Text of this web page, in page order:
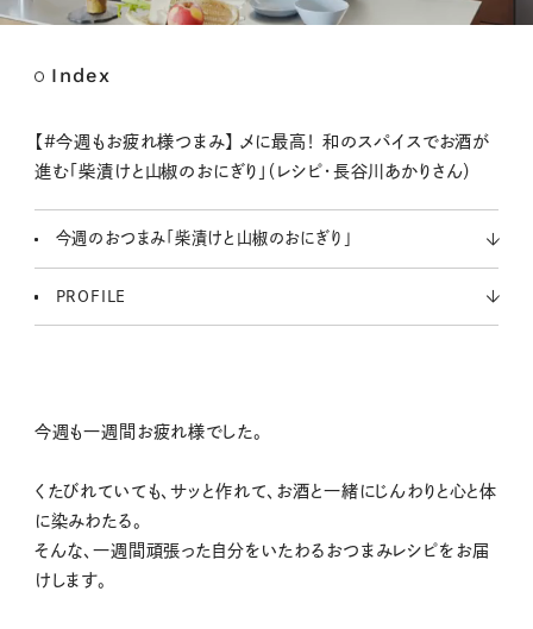
t
Index
【#今週もお疲れ様つまみ】 〆に最高！ 和のスパイスでお酒が
進む「柴漬けと山椒のおにぎり」（レシピ・長谷川あかりさん）
今週のおつまみ「柴漬けと山椒のおにぎり」
PROFILE
今週も一週間お疲れ様でした。
くたびれていても、サッと作れて、お酒と一緒にじんわりと心と体
に染みわたる。
そんな、一週間頑張った自分をいたわるおつまみレシピをお届
けします。